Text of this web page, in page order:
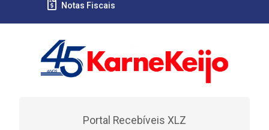
Notas Fiscais
Portal Recebíveis XLZ